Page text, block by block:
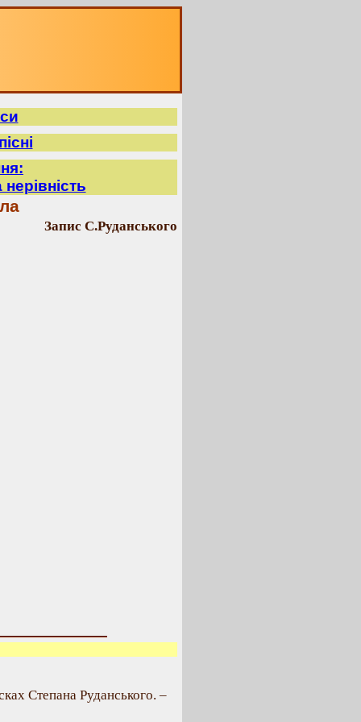
Запис С.Руданського
Степана Руданського. –